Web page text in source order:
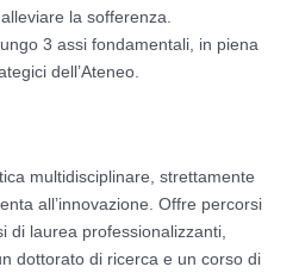
la sofferenza.
3 assi fondamentali, in piena
dell’Ateneo.
multidisciplinare, strettamente
all’innovazione. Offre percorsi
di laurea professionalizzanti,
dottorato di ricerca e un corso di